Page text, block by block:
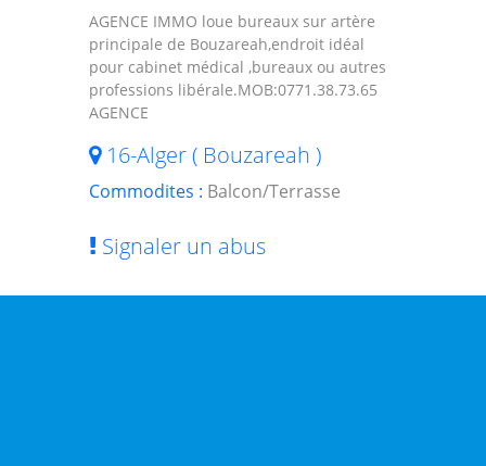
AGENCE IMMO loue bureaux sur artère
principale de Bouzareah,endroit idéal
pour cabinet médical ,bureaux ou autres
professions libérale.MOB:0771.38.73.65
AGENCE
16-Alger ( Bouzareah )
Commodites : Balcon/Terrasse
Signaler un abus